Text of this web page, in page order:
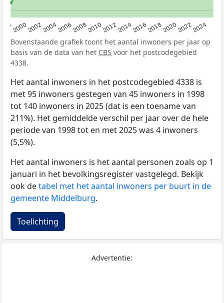
2000200220042006200820102012201420162018202020222024
Bovenstaande grafiek toont het aantal inwoners per jaar op
basis van de data van het CBS voor het postcodegebied
4338.
Het aantal inwoners in het postcodegebied 4338 is
met 95 inwoners gestegen van 45 inwoners in 1998
tot 140 inwoners in 2025 (dat is een toename van
211%). Het gemiddelde verschil per jaar over de hele
periode van 1998 tot en met 2025 was 4 inwoners
(5,5%).
Het aantal inwoners is het aantal personen zoals op 1
januari in het bevolkingsregister vastgelegd. Bekijk
ook detabel met het aantal inwoners per buurt in de
gemeente Middelburg.
Toelichting
Advertentie: